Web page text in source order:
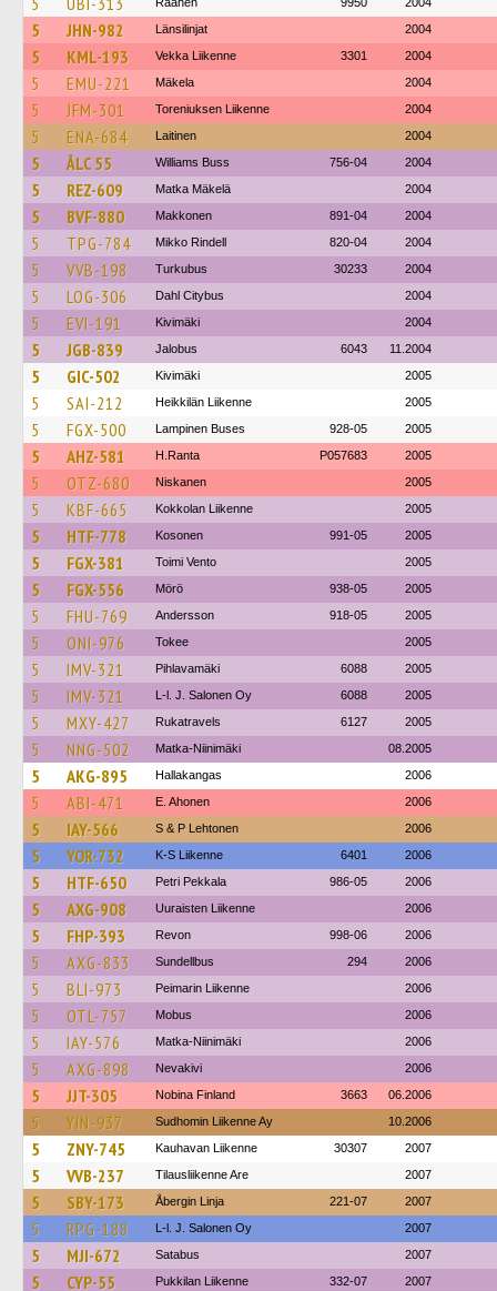
5 JHN-982 Länsilinjat 2004
5 KML-193 Vekka Liikenne 3301 2004
5 EMU-221 Mäkela 2004
5 JFM-301 Toreniuksen Liikenne 2004
5 ENA-684 Laitinen 2004
5 ÅLC 55 Williams Buss 756-04 2004
5 REZ-609 Matka Mäkelä 2004
5 BVF-880 Makkonen 891-04 2004
5 TPG-784 Mikko Rindell 820-04 2004
5 VVB-198 Turkubus 30233 2004
5 LOG-306 Dahl Citybus 2004
5 EVI-191 Kivimäki 2004
5 JGB-839 Jalobus 6043 11.2004
5 GIC-502 Kivimäki 2005
5 SAI-212 Heikkilän Liikenne 2005
5 FGX-500 Lampinen Buses 928-05 2005
5 AHZ-581 H.Ranta P057683 2005
5 OTZ-680 Niskanen 2005
5 KBF-665 Kokkolan Liikenne 2005
5 HTF-778 Kosonen 991-05 2005
5 FGX-381 Toimi Vento 2005
5 FGX-556 Mörö 938-05 2005
5 FHU-769 Andersson 918-05 2005
5 ONI-976 Tokee 2005
5 IMV-321 Pihlavamäki 6088 2005
5 IMV-321 L-l. J. Salonen Oy 6088 2005
5 MXY-427 Rukatravels 6127 2005
5 NNG-502 Matka-Niinimäki 08.2005
5 AKG-895 Hallakangas 2006
5 ABI-471 E. Ahonen 2006
5 IAY-566 S & P Lehtonen 2006
5 YOR-732 K-S Liikenne 6401 2006
5 HTF-650 Petri Pekkala 986-05 2006
5 AXG-908 Uuraisten Liikenne 2006
5 FHP-393 Revon 998-06 2006
5 AXG-833 Sundellbus 294 2006
5 BLI-973 Peimarin Liikenne 2006
5 OTL-757 Mobus 2006
5 IAY-576 Matka-Niinimäki 2006
5 AXG-898 Nevakivi 2006
5 JJT-305 Nobina Finland 3663 06.2006
5 YIN-937 Sudhomin Liikenne Ay 10.2006
5 ZNY-745 Kauhavan Liikenne 30307 2007
5 VVB-237 Tilausliikenne Are 2007
5 SBY-173 Åbergin Linja 221-07 2007
5 RPG-188 L-l. J. Salonen Oy 2007
5 MJI-672 Satabus 2007
5 CYP-55 Pukkilan Liikenne 332-07 2007